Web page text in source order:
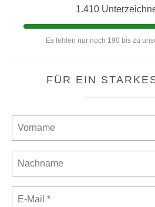
1.410
Es fehlen nur noch 190 bis zu
FÜR EIN